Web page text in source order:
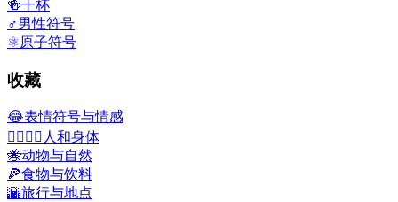
🍻干杯
♂️男性符号
⚛️原子符号
收藏
😂表情符号与情感
👩‍❤️‍💋‍👨 人和身体
🐝动物与自然
🍕食物与饮料
🌇旅行与地点